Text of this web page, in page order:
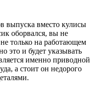
выпуска вместо кулисы
оборвался, вы не
только на работающем
это и будет указывать
именно приводной
а стоит он недорого